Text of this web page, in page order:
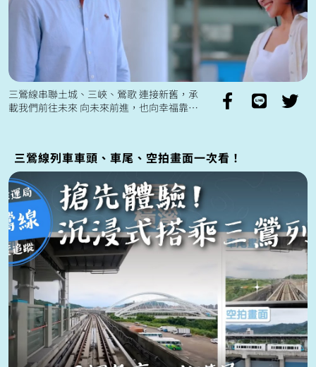
三鶯線串聯土城、三峽、鶯歌 連接新舊，承
載我們前往未來 向未來前進，也向幸福靠進
三鶯線列車車頭、車尾、空拍畫面一次看！